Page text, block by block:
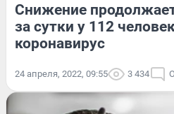
Снижение
за сутки у 112
коронавирус
24 апреля, 2022, 09:55 3 434